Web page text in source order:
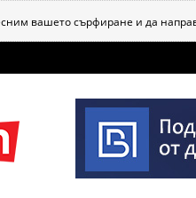
вашето сърфиране и да